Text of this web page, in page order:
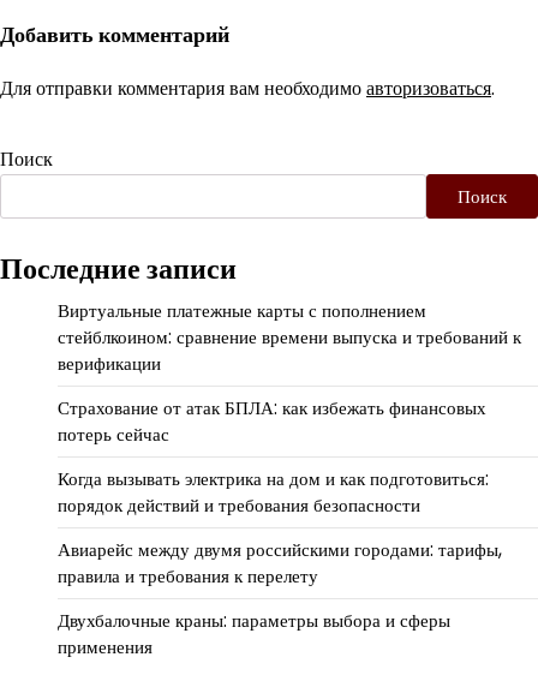
Добавить комментарий
Для отправки комментария вам необходимоавторизоваться.
Поиск
Поиск
Последние записи
Виртуальные платежные карты с пополнением
стейблкоином: сравнение времени выпуска и требований к
верификации
Страхование от атак БПЛА: как избежать финансовых
потерь сейчас
Когда вызывать электрика на дом и как подготовиться:
порядок действий и требования безопасности
Авиарейс между двумя российскими городами: тарифы,
правила и требования к перелету
Двухбалочные краны: параметры выбора и сферы
применения